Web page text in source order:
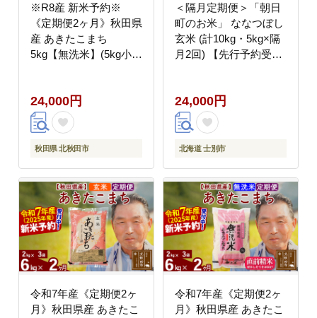
※R8産 新米予約※
《定期便2ヶ月》秋田県
産 あきたこまち
5kg【無洗米】(5kg小分
隔月に調整OK お米 藤
岡農産 [藤岡農産 秋田
お米 あきたこまち 米ど
ころ 東北 北秋田市 定
24,000円
秋田県 北秋田市
＜隔月定期便＞「朝日
町のお米」 ななつぼし
玄米 (計10kg・5kg×隔
月2回) 【先行予約受付
新米 お米 玄米 定期便
北海道米 ごはん ななつ
ぼし 北海道産 士別市
5kg 10kg 【城守商店】
24,000円
北海道 士別市
令和7年産《定期便2ヶ
月》秋田県産 あきたこ
令和7年産《定期便2ヶ
月》秋田県産 あきたこ